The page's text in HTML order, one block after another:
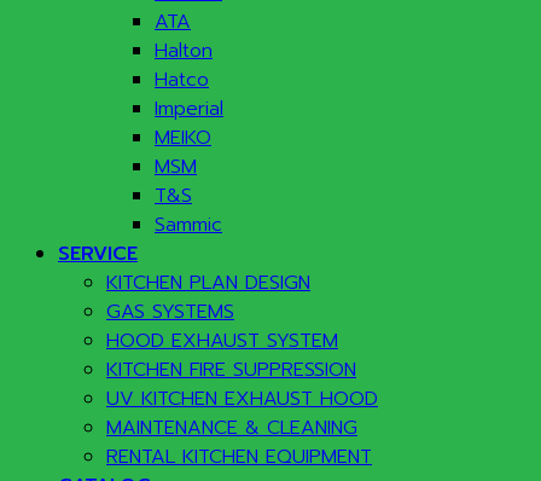
ATA
Halton
Hatco
Imperial
MEIKO
MSM
T&S
Sammic
SERVICE
KITCHEN PLAN DESIGN
GAS SYSTEMS
HOOD EXHAUST SYSTEM
KITCHEN FIRE SUPPRESSION
UV KITCHEN EXHAUST HOOD
MAINTENANCE & CLEANING
RENTAL KITCHEN EQUIPMENT